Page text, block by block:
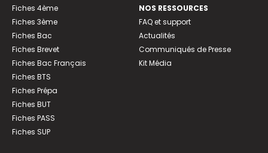
Fiches 4ème
Fiches 3ème
Fiches Bac
Fiches Brevet
Fiches Bac Français
Fiches BTS
Fiches Prépa
Fiches BUT
Fiches PASS
Fiches SUP
NOS RESSOURCES
FAQ et support
Actualités
Communiqués de Presse
Kit Média